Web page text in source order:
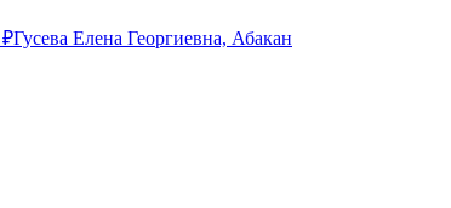
₽Гусева Елена Георгиевна, Абакан